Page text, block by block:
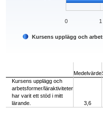
Kursens upplägg och
0 1
Medelvärde
Kursens upplägg och
arbetsformer/läraktiviteter
har varit ett stöd i mitt
lärande.
3,6